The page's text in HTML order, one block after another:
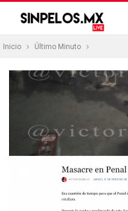
Inicio Último Minuto